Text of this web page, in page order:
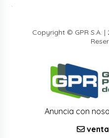
Copyright © GPR S.A.
Anuncia con